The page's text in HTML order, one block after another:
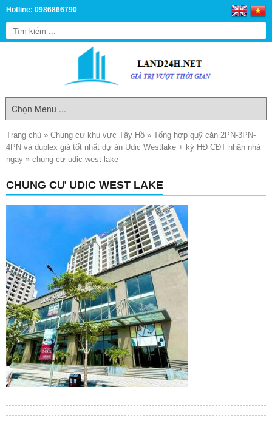
Hotline: 0986866790
Trang chủ » Chung cư khu vực Tây Hồ » Tổng hợp quỹ căn 2PN-3PN-
4PN và duplex giá tốt nhất dự án Udic Westlake + ký HĐ CĐT nhận nhà
ngay » chung cư udic west lake
CHUNG CƯ UDIC WEST LAKE